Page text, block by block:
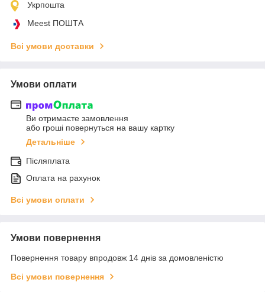
Укрпошта
Meest ПОШТА
Всі умови доставки
Умови оплати
Ви отримаєте замовлення
або гроші повернуться на вашу картку
Детальніше
Післяплата
Оплата на рахунок
Всі умови оплати
Умови повернення
Повернення товару впродовж 14 днів за домовленістю
Всі умови повернення